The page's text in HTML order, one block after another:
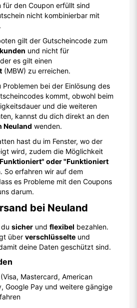
den Coupon erfüllt sind
nicht kombinierbar mit
gilt der Gutscheincode zum
und nicht für
es gilt einen
(MBW) zu erreichen.
Problemen bei der Einlösung des
kommt, obwohl beim
und die weiteren
kannst du dich direkt an den
Neuland wenden.
hast du im Fenster, wo der
wird, zudem die Möglichkeit
oder "Funktioniert
So erfahren wir auf dem
es Probleme mit den Coupons
darum.
bei Neuland
sicher und flexibel bezahlen.
über verschlüsselte und
deine Daten geschützt sind.
Mastercard, American
Google Pay und weitere gängige